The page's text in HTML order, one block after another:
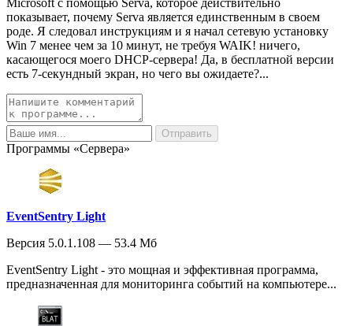
Microsoft с помощью Serva, которое действительно
показывает, почему Serva является единственным в своем
роде. Я следовал инструкциям и я начал сетевую установку
Win 7 менее чем за 10 минут, не требуя WAIK! ничего,
касающегося моего DHCP-сервера! Да, в бесплатной версии
есть 7-секундный экран, но чего вы ожидаете?...
Программы «Сервера»
EventSentry Light
Версия 5.0.1.108 — 53.4 Мб
EventSentry Light - это мощная и эффективная программа,
предназначенная для мониторинга событий на компьютере...